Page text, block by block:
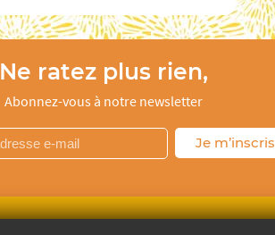
Ne ratez plus rien,
Abonnez-vous à notre newsletter
Je m’inscris